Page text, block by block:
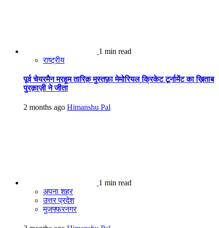
1 min read
राष्ट्रीय
पूर्व चेयरमैन मरहूम तारिक़ मुस्तफ़ा मेमोरियल क्रिकेट टूर्नामेंट का ख़िताब
पुरक़ाज़ी ने जीता
2 months ago Himanshu Pal
1 min read
अपना शहर
उत्तर प्रदेश
मुजफ्फरनगर